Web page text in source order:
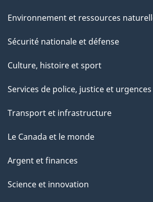
Environnement et ressources
Sécurité nationale et défense
Culture, histoire et sport
Services de police, justice et urgences
Transport et infrastructure
Le Canada et le monde
Argent et finances
Science et innovation